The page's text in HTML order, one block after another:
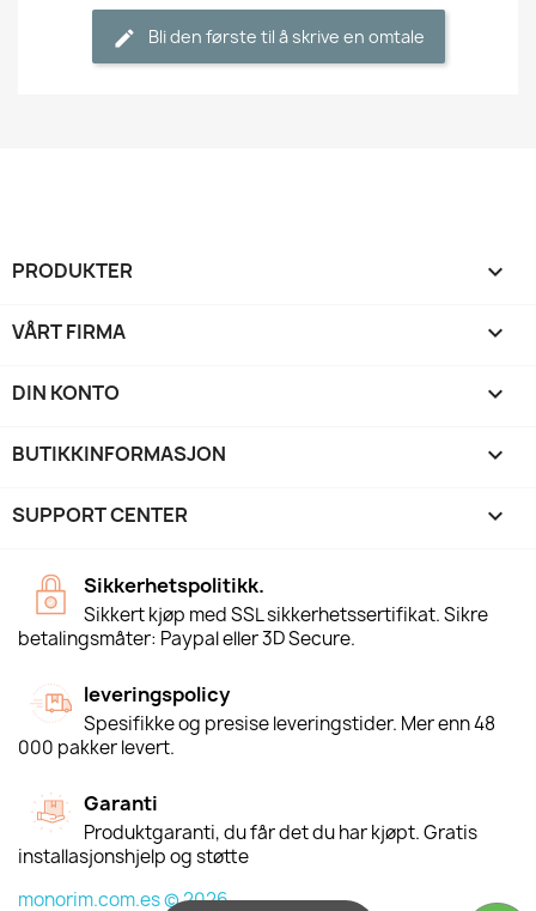
Bli den første til å skrive en omtale
PRODUKTER 
VÅRT FIRMA 
DIN KONTO 
BUTIKKINFORMASJON keyboard_arrow_down
SUPPORT CENTER 
Sikkerhetspolitikk.
Sikkert kjøp med SSL sikkerhetssertifikat. Sikre
betalingsmåter: Paypal eller 3D Secure.
leveringspolicy
Spesifikke og presise leveringstider. Mer enn 48
000 pakker levert.
Garanti
Produktgaranti, du får det du har kjøpt. Gratis
installasjonshjelp og støtte
monorim.com.es © 2026